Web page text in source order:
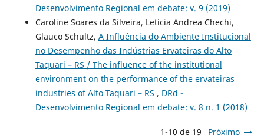
Desenvolvimento Regional em debate: v. 9 (2019)
Caroline Soares da Silveira, Letícia Andrea Chechi,
Glauco Schultz, A Influência do Ambiente Institucional
no Desempenho das Indústrias Ervateiras do Alto
Taquari – RS / The influence of the institutional
environment on the performance of the ervateiras
industries of Alto Taquari – RS , DRd -
Desenvolvimento Regional em debate: v. 8 n. 1 (2018)
1-10 de 19 Próximo